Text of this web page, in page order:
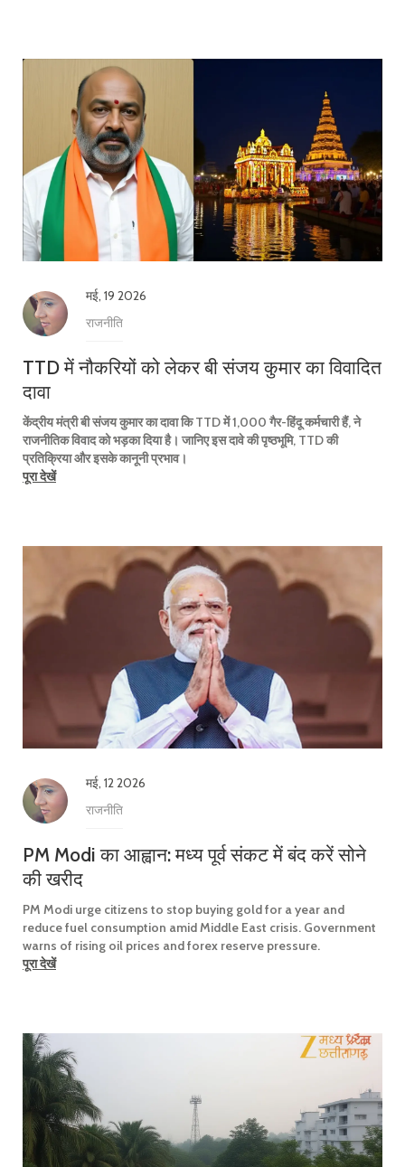
मई, 19 2026
राजनीति
TTD में नौकरियों को लेकर बी संजय कुमार का विवादित
दावा
केंद्रीय मंत्री बी संजय कुमार का दावा कि TTD में 1,000 गैर-हिंदू कर्मचारी हैं, ने
राजनीतिक विवाद को भड़का दिया है। जानिए इस दावे की पृष्ठभूमि, TTD की
प्रतिक्रिया और इसके कानूनी प्रभाव।
पूरा देखें
मई, 12 2026
राजनीति
PM Modi का आह्वान: मध्य पूर्व संकट में बंद करें सोने
की खरीद
PM Modi urge citizens to stop buying gold for a year and
reduce fuel consumption amid Middle East crisis. Government
warns of rising oil prices and forex reserve pressure.
पूरा देखें